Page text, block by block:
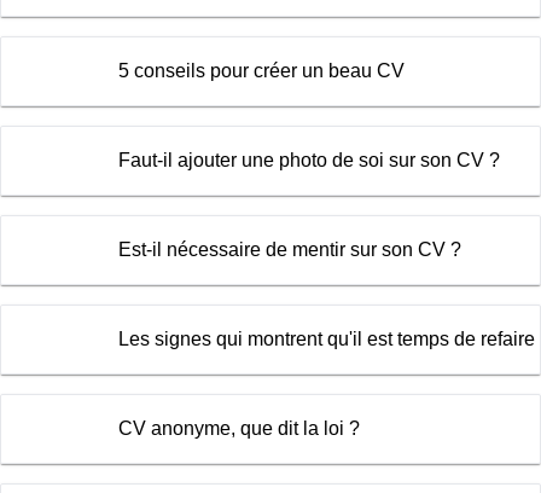
5 conseils pour créer un beau CV
Faut-il ajouter une photo de soi sur son CV ?
Est-il nécessaire de mentir sur son CV ?
Les signes qui montrent qu'il est temps de refaire
CV anonyme, que dit la loi ?